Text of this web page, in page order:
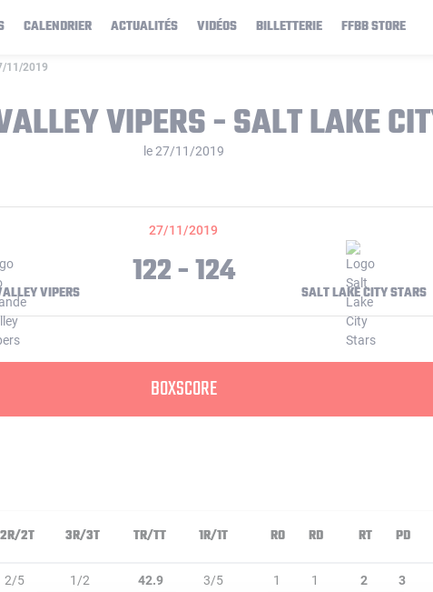
CALENDRIER ACTUALITÉS VIDÉOS BILLETTERIE FFBB STORE
11/2019
VIPERS - SALT LAKE
le 27/11/2019
27/11/2019
VIPERS 122 - 124 SALT LAKE CITY STARS
BOXSCORE
2R/2T 3R/3T TR/TT 1R/1T RO RD RT PD
2/5 1/2 42.9 3/5 1 1 2 3